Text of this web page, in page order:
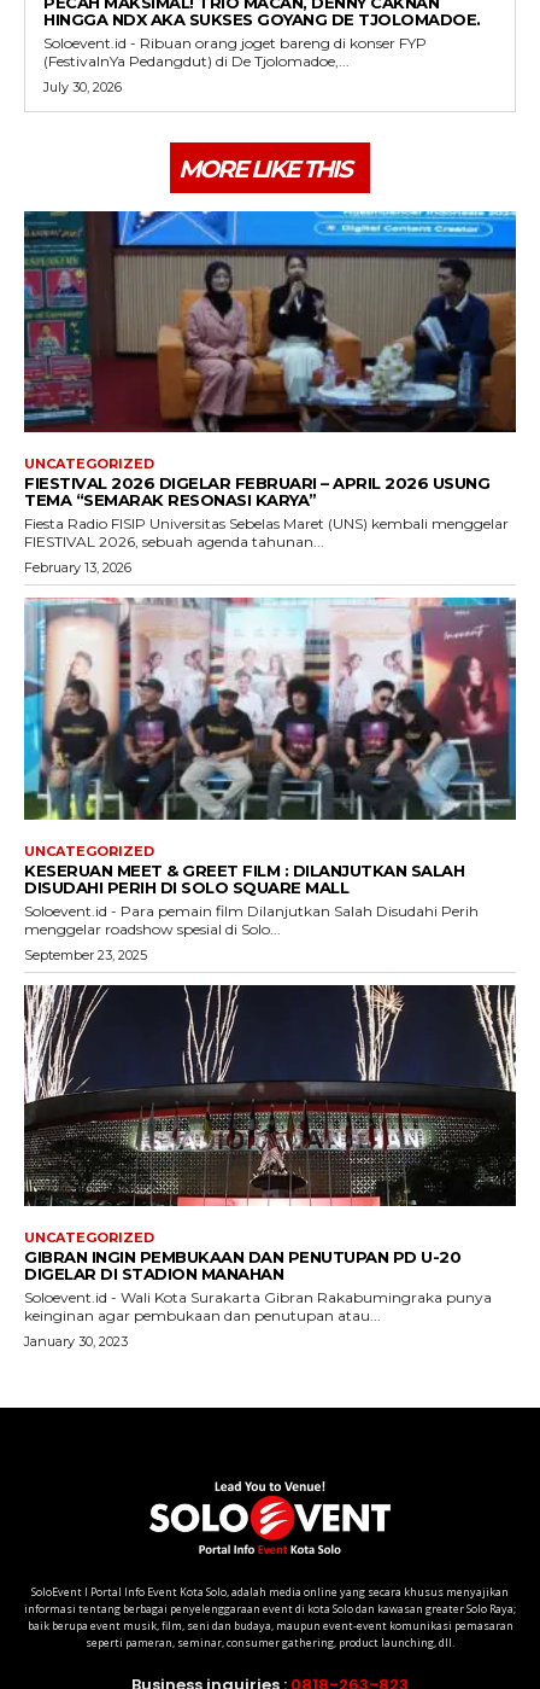
SoloEvent I Portal Info Event Kota Solo, adalah media online yang secara khusus menyajikan
informasi tentang berbagai penyelenggaraan event di kota Solo dan kawasan greater Solo Raya;
baik berupa event musik, film, seni dan budaya, maupun event-event komunikasi pemasaran
seperti pameran, seminar, consumer gathering, product launching, dll.
Business inquiries : 0818-263-823